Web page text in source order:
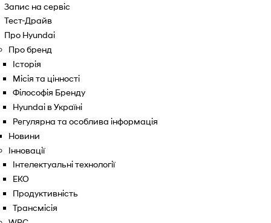
Запис на сервіс
Тест-Драйв
Про Hyundai
Про бренд
Історія
Місія та цінності
Філософія Бренду
Hyundai в Україні
Регулярна та особлива інформація
Новини
Інновації
Інтелектуальні технології
ЕКО
Продуктивність
Трансмісія